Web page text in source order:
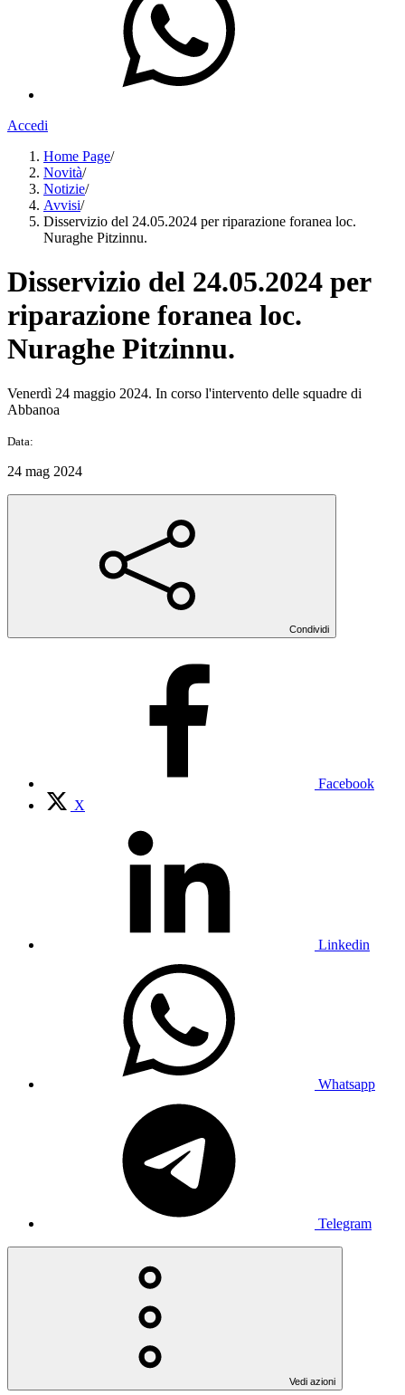
Accedi
Home Page/
Novità/
Notizie/
Avvisi/
Disservizio del 24.05.2024 per riparazione foranea loc.
Nuraghe Pitzinnu.
Disservizio del 24.05.2024 per
riparazione foranea loc.
Nuraghe Pitzinnu.
Venerdì 24 maggio 2024. In corso l'intervento delle squadre di
Abbanoa
Data:
24 mag 2024
Condividi
Facebook
X
Linkedin
Whatsapp
Telegram
Vedi azioni